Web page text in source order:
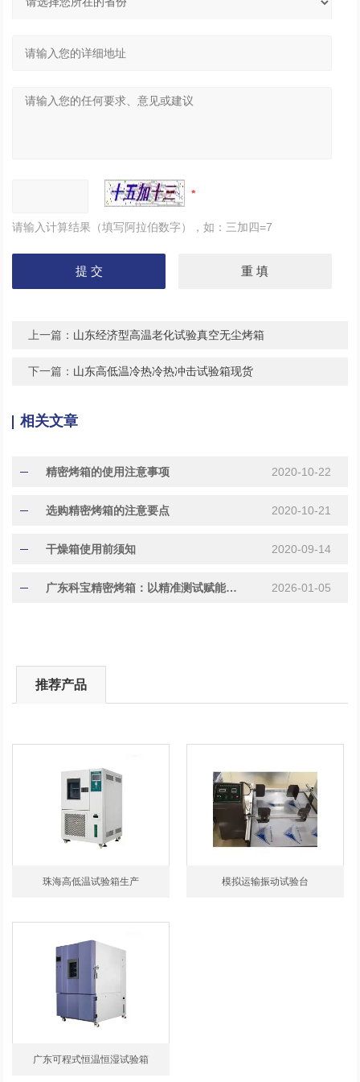
请输入计算结果（填写阿拉伯数字），如：三加四=7
上一篇： 山东经济型高温老化试验真空无尘烤箱
下一篇： 山东高低温冷热冷热冲击试验箱现货
相关文章
精密烤箱的使用注意事项 2020-10-22
选购精密烤箱的注意要点 2020-10-21
干燥箱使用前须知 2020-09-14
广东科宝精密烤箱：以精准测试赋能多行业品质升级 2026-01-05
推荐产品
珠海高低温试验箱生产 模拟运输振动试验台
广东可程式恒温恒湿试验箱